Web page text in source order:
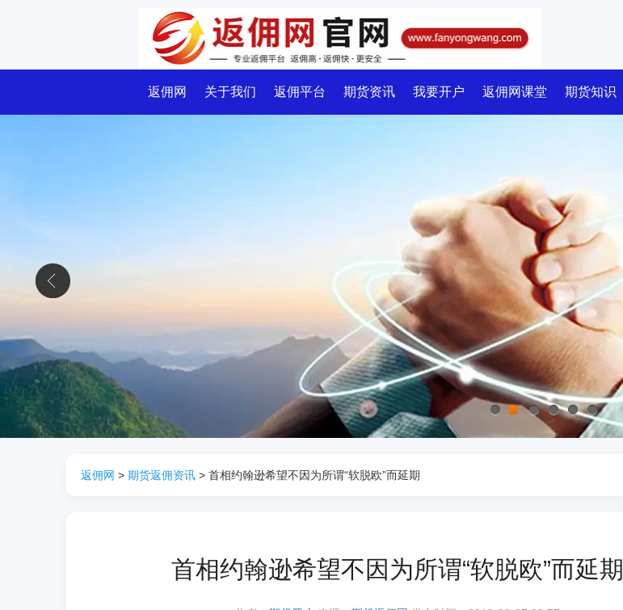
返佣网 关于我们 返佣平台 期货资讯 我要开户 返佣网课堂 期货知识
3 5 6
返佣网 > 期货返佣资讯 > 首相约翰逊希望不因为所谓“软脱欧”而延期
首相约翰逊希望不因为所谓“软脱欧”而延期